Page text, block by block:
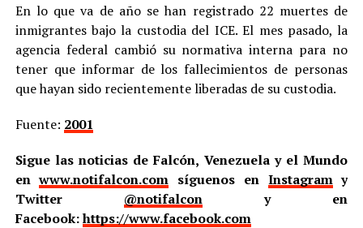
En lo que va de año se han registrado 22 muertes de
inmigrantes bajo la custodia del ICE. El mes pasado, la
agencia federal cambió su normativa interna para no
tener que informar de los fallecimientos de personas
que hayan sido recientemente liberadas de su custodia.
Fuente: 2001
Sigue las noticias de Falcón, Venezuela y el Mundo
enwww.notifalcon.com síguenos en Instagramy
Twitter @notifalcony en
Facebook:https://www.facebook.com